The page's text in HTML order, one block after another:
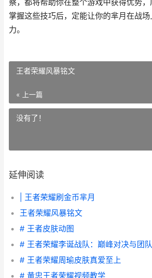
察，都将帮助你在整个游戏中获得优势，
掌握这些技巧后，定能让你的芈月在战
力。
王者荣耀风暴铭文
« 上一篇
没有了！
延伸阅读
| 王者荣耀刷金币芈月
王者荣耀风暴铭文
# 王者皮肤动图
# 王者荣耀周瑜皮肤真爱至上
# 黄忠王者荣耀视频教学